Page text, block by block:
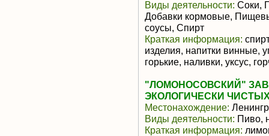
Виды деятельности: Соки,
Добавки кормовые,
соусы, Спирт
Краткая информация:
изделия, напитки винные,
горькие, наливки, уксус,
"ЛОМОНОСОВСКИЙ"
ЭКОЛОГИЧЕСКИ
Местонахождение:
Виды деятельности: Пиво,
Краткая информация: